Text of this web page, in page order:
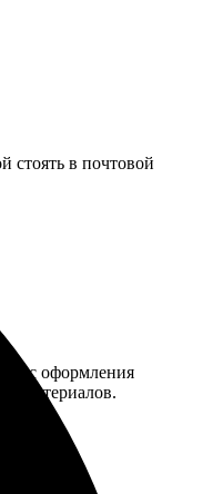
стоять в почтовой
оформления
и материалов.